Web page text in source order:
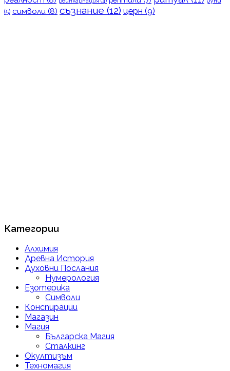
(5) символи (8) съзнание (12) церн (9)
Категории
Алхимия
Древна История
Духовни Послания
Нумерология
Езотерика
Символи
Конспирации
Магазин
Магия
Българска Магия
Сталкинг
Окултизъм
Техномагия